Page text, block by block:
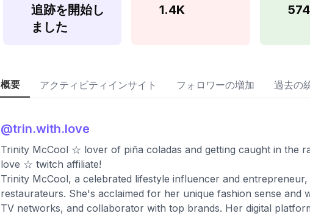
追跡を開始し
ました
1.4K 574
概要 アクティビティインサイト フォロワーの増加 過去の
@trin.with.love
Trinity McCool ☆ lover of piña coladas and getting caught in the
love ☆ twitch affiliate!
Trinity McCool, a celebrated lifestyle influencer and
restaurateurs. She's acclaimed for her unique fashion sense and
TV networks, and collaborator with top brands. Her digital